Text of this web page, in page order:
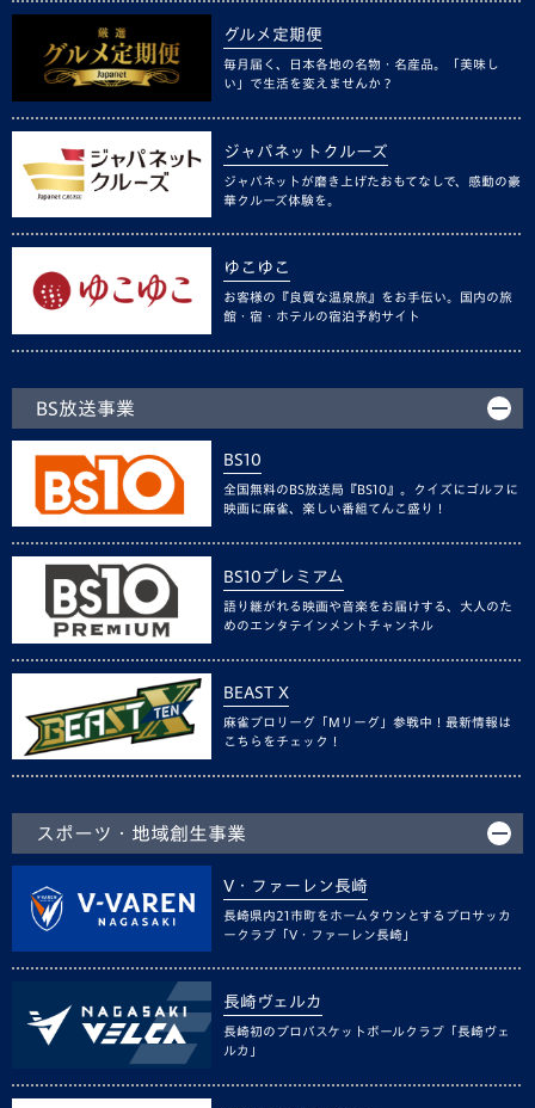
グルメ定期便
毎月届く、日本各地の名物・名産品。「美味し
い」で生活を変えませんか？
ジャパネットクルーズ
ジャパネットが磨き上げたおもてなしで、感動の豪
華クルーズ体験を。
ゆこゆこ
お客様の『良質な温泉旅』をお手伝い。国内の旅
館・宿・ホテルの宿泊予約サイト
BS放送事業
BS10
全国無料のBS放送局『BS10』。クイズにゴルフに
映画に麻雀、楽しい番組てんこ盛り！
BS10プレミアム
語り継がれる映画や音楽をお届けする、大人のた
めのエンタテインメントチャンネル
BEAST X
麻雀プロリーグ「Mリーグ」参戦中！最新情報は
こちらをチェック！
スポーツ・地域創生事業
V・ファーレン長崎
長崎県内21市町をホームタウンとするプロサッカ
ークラブ「V・ファーレン長崎」
長崎ヴェルカ
長崎初のプロバスケットボールクラブ「長崎ヴェ
ルカ」